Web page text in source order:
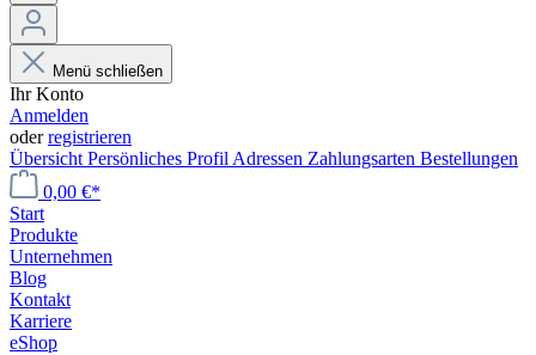
Menü schließen
Ihr Konto
Anmelden
oderregistrieren
Übersicht Persönliches Profil Adressen Zahlungsarten Bestellungen
0,00 €*
Start
Produkte
Unternehmen
Blog
Kontakt
Karriere
eShop